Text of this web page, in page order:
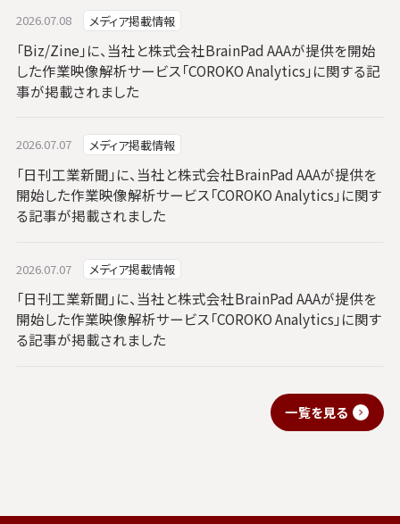
2026.07.08 メディア掲載情報
「Biz/Zine」に、当社と株式会社BrainPad AAAが提供を開始
した作業映像解析サービス「COROKO Analytics」に関する記
事が掲載されました
2026.07.07 メディア掲載情報
「日刊工業新聞」に、当社と株式会社BrainPad AAAが提供を
開始した作業映像解析サービス「COROKO Analytics」に関す
る記事が掲載されました
2026.07.07 メディア掲載情報
「日刊工業新聞」に、当社と株式会社BrainPad AAAが提供を
開始した作業映像解析サービス「COROKO Analytics」に関す
る記事が掲載されました
一覧を見る